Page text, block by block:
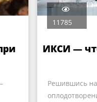
11785
ИКСИ —
Решившись на